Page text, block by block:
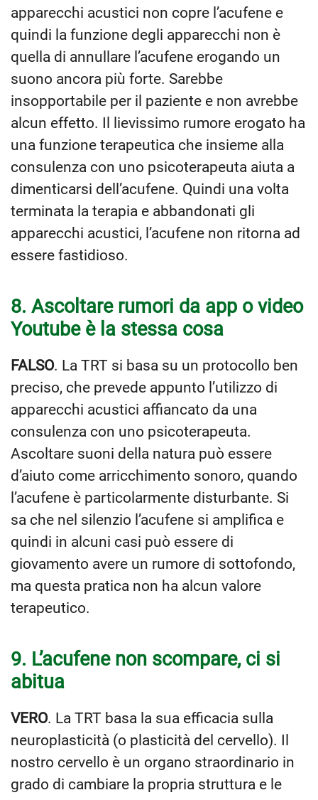
apparecchi acustici non copre l’acufene e
quindi la funzione degli apparecchi non è
quella di annullare l’acufene erogando un
suono ancora più forte. Sarebbe
insopportabile per il paziente e non avrebbe
alcun effetto. Il lievissimo rumore erogato ha
una funzione terapeutica che insieme alla
consulenza con uno psicoterapeuta aiuta a
dimenticarsi dell’acufene. Quindi una volta
terminata la terapia e abbandonati gli
apparecchi acustici, l’acufene non ritorna ad
essere fastidioso.
8. Ascoltare rumori da app o video
Youtube è la stessa cosa
FALSO. La TRT si basa su un protocollo ben
preciso, che prevede appunto l’utilizzo di
apparecchi acustici affiancato da una
consulenza con uno psicoterapeuta.
Ascoltare suoni della natura può essere
d’aiuto come arricchimento sonoro, quando
l’acufene è particolarmente disturbante. Si
sa che nel silenzio l’acufene si amplifica e
quindi in alcuni casi può essere di
giovamento avere un rumore di sottofondo,
ma questa pratica non ha alcun valore
terapeutico.
9. L’acufene non scompare, ci si
abitua
VERO. La TRT basa la sua efficacia sulla
neuroplasticità (o plasticità del cervello). Il
nostro cervello è un organo straordinario in
grado di cambiare la propria struttura e le